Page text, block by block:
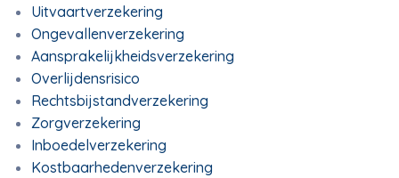
Uitvaartverzekering
Ongevallenverzekering
Aansprakelijkheidsverzekering
Overlijdensrisico
Rechtsbijstandverzekering
Zorgverzekering
Inboedelverzekering
Kostbaarhedenverzekering